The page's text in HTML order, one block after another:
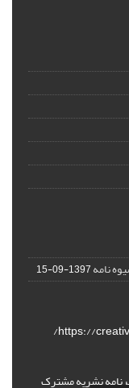
نامه1397-09-15
https://
نشریه مشترک